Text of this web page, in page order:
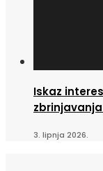
Iskaz
3. lipnja 2026.